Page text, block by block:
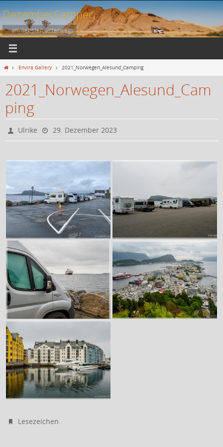
Zum
Inhalt
springen
DezemberCamper
... am liebsten unterwegs
StartEnvira Gallery 2021_Norwegen_Alesund_Camping
2021_Norwegen_Alesund_Cam
ping
Ulrike 29. Dezember 2023
Lesezeichen.